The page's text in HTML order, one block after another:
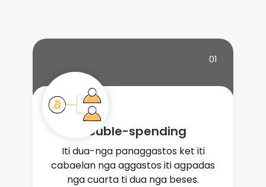
01
Double-spending
Iti dua-nga panaggastos ket iti
cabaelan nga aggastos iti agpadas
nga cuarta ti dua nga beses.